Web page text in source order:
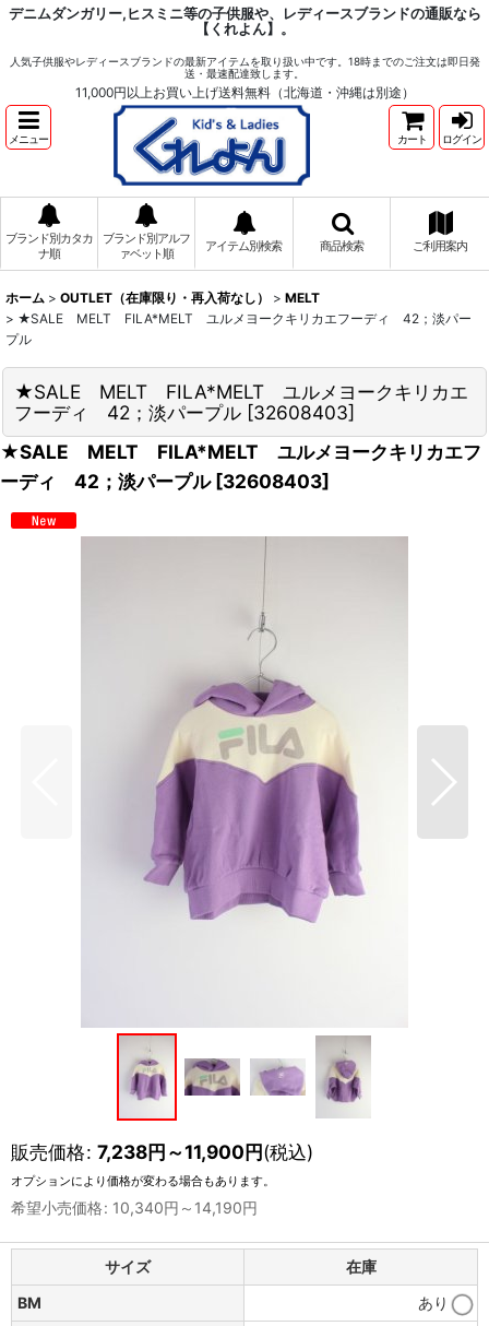
デニムダンガリー,ヒスミニ等の子供服や、レディースブランドの通販なら
【くれよん】。
人気子供服やレディースブランドの最新アイテムを取り扱い中です。18時までのご注文は即日発
送・最速配達致します。
11,000円以上お買い上げ送料無料（北海道・沖縄は別途）
メニュー カート ログイン
ブランド別カタカ
ナ順
ブランド別アルフ
ァベット順
アイテム別検索 商品検索 ご利用案内
ホーム > OUTLET（在庫限り・再入荷なし） > MELT
> ★SALE MELT FILA*MELT ユルメヨークキリカエフーディ 42；淡パー
プル
★SALE MELT FILA*MELT ユルメヨークキリカエ
フーディ 42；淡パープル [32608403]
★SALE MELT FILA*MELT ユルメヨークキリカエフ
ーディ 42；淡パープル [32608403]
販売価格: 7,238円～11,900円(税込)
オプションにより価格が変わる場合もあります。
希望小売価格: 10,340円 ～14,190円
サイズ
在庫
BM
あり